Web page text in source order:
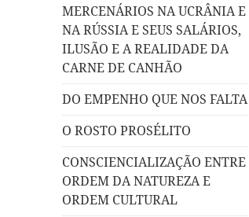
MERCENÁRIOS NA UCRÂNIA E
NA RÚSSIA E SEUS SALÁRIOS,
ILUSÃO E A REALIDADE DA
CARNE DE CANHÃO
DO EMPENHO QUE NOS FALTA
O ROSTO PROSÉLITO
CONSCIENCIALIZAÇÃO ENTRE
ORDEM DA NATUREZA E
ORDEM CULTURAL